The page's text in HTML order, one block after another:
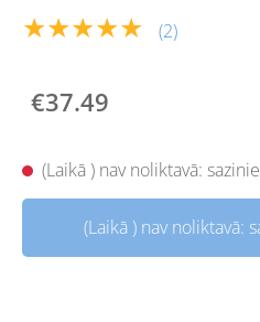
★★★★★ (2)
€37.49
(Laikā ) nav noliktavā:
(Laikā ) nav noliktavā: